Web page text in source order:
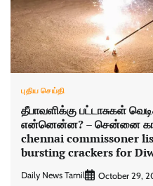
புதிய செய்தி
தீபாவளிக்கு பட்டாசுகள்
என்னென்ன? – சென்னை
chennai commissoner
bursting crackers for
Daily News Tamil October 29,